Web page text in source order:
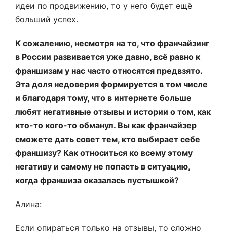
идеи по продвижению, то у него будет ещё
больший успех.
К сожалению, несмотря на то, что франчайзинг
в России развивается уже давно, всё равно к
франшизам у нас часто относятся предвзято.
Эта доля недоверия формируется в том числе
и благодаря тому, что в интернете больше
любят негативные отзывы и истории о том, как
кто-то кого-то обманул. Вы как франчайзер
сможете дать совет тем, кто выбирает себе
франшизу? Как относиться ко всему этому
негативу и самому не попасть в ситуацию,
когда франшиза оказалась пустышкой?
Алина:
Если опираться только на отзывы, то сложно